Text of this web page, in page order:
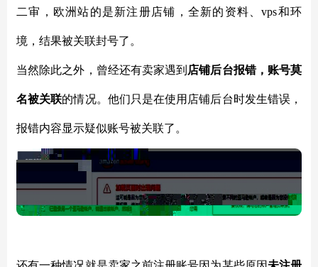
二审，欧洲站的是新注册店铺，全新的资料、vps和环
境，结果被关联封号了。
当然除此之外，曾经还有卖家遇到 店铺后台报错，账号莫
名被关联的情况。他们只是在使用店铺后台时发生错误，
报错内容显示疑似账号被关联了。